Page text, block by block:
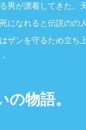
男が漂着してきた
になれると伝説の
ザンを守るため立ち
物語。